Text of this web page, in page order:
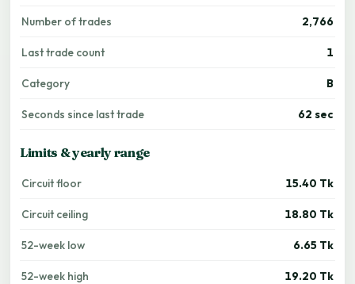
Number of trades 2,766
Last trade count 1
Category B
Seconds since last trade 62 sec
Limits & yearly range
Circuit floor 15.40 Tk
Circuit ceiling 18.80 Tk
52-week low 6.65 Tk
52-week high 19.20 Tk